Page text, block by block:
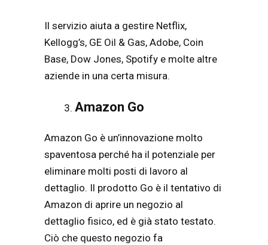
Il servizio aiuta a gestire Netflix,
Kellogg’s, GE Oil & Gas, Adobe, Coin
Base, Dow Jones, Spotify e molte altre
aziende in una certa misura.
Amazon Go
Amazon Go è un’innovazione molto
spaventosa perché ha il potenziale per
eliminare molti posti di lavoro al
dettaglio. Il prodotto Go è il tentativo di
Amazon di aprire un negozio al
dettaglio fisico, ed è già stato testato.
Ciò che questo negozio fa